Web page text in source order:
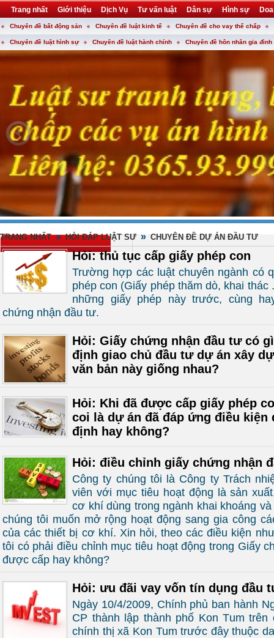
Trang nhất Giới thiệu Dịch Vụ Tư vấn luật Dân sự Hình sự
Khuyến mại Liên hệ forum utility
Chuyên đề bất động sản Chuyên đề luật kinh tế Chuyên đề cho vay thế chấp
Chuyên đề luật hình sự Chuyên đề luật hành chính Chuyên đề hôn nhân gia đình
TRANG NHẤT » HỎI ĐÁP LUẬT SƯ » CHUYÊN ĐỀ DỰ ÁN ĐẦU TƯ
Hỏi: thủ tục cấp giấy phép con
Trường hợp các luật chuyên ngành có
phép con (Giấy phép thăm dò, khai thác
những giấy phép này trước, cùng
chứng nhận đầu tư.
Hỏi: Giấy chứng nhận đầu tư có
định giao chủ đầu tư dự án xây
văn bản này giống nhau?
Hỏi: Khi đã được cấp giấy phép
coi là dự án đã đáp ứng điều kiện
định hay không?
Hỏi: điều chỉnh giấy chứng nhận
Công ty chúng tôi là Công ty Trách
viên với mục tiêu hoạt động là sản
cơ khí dùng trong ngành khai khoáng
chúng tôi muốn mở rộng hoạt động sang gia công
của các thiết bị cơ khí. Xin hỏi, theo các điều kiện
tôi có phải điều chỉnh mục tiêu hoạt động trong Giấy
được cấp hay không?
Hỏi: ưu đãi vay vốn tín dụng đầu
Ngày 10/4/2009, Chính phủ ban hành
CP thành lập thành phố Kon Tum
chính thị xã Kon Tum trước đây thuộc